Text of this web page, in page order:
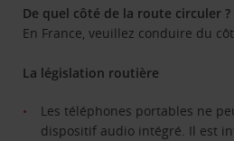
De quel côté de la route circuler ?
En France, veuillez conduire du
La législation routière
Les téléphones portables ne
dispositif audio intégré. Il est